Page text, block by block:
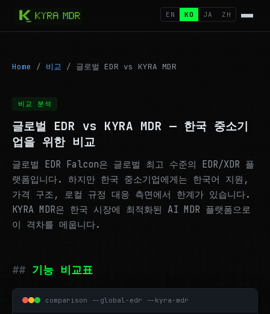
EN KO JA ZH
Home / 비교 / 글로벌 EDR vs KYRA MDR
비교 분석
글로벌 EDR vs KYRA MDR — 한국 중소기
업을 위한 비교
글로벌 EDR Falcon은 글로벌 최고 수준의 EDR/XDR 플
랫폼입니다. 하지만 한국 중소기업에게는 한국어 지원,
가격 구조, 로컬 규정 대응 측면에서 한계가 있습니다.
KYRA MDR은 한국 시장에 최적화된 AI MDR 플랫폼으로
이 격차를 메웁니다.
기능 비교표
comparison --global-edr --kyra-mdr